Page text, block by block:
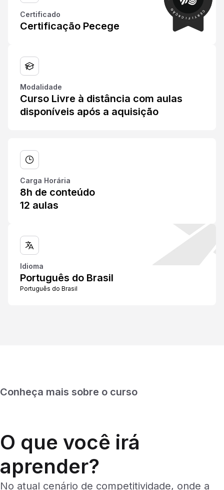
Certificado
Certificação Pecege
Modalidade
Curso Livre à distância com aulas
disponíveis após a aquisição
Carga Horária
8h de conteúdo
12 aulas
Idioma
Português do Brasil
Português do Brasil
Conheça mais sobre o curso
O que você irá
aprender?
No atual cenário de competitividade, onde a